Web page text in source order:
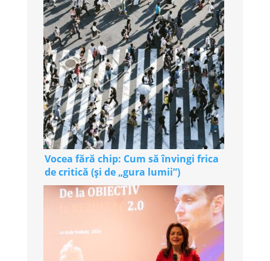
Vocea fără chip: Cum să învingi frica
de critică (și de „gura lumii”)